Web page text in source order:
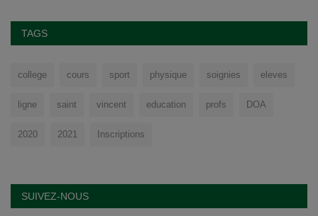
TAGS
college cours sport physique soignies eleves
ligne saint vincent education profs DOA
2020 2021 Inscriptions
SUIVEZ-NOUS